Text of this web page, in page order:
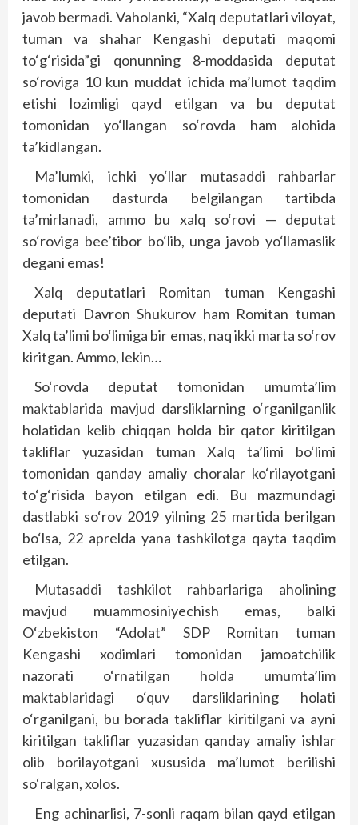
javob bermadi. Vaholanki, “Xalq deputatlari viloyat,
tuman va shahar Kengashi deputati maqomi
to‘g‘risida”gi qonunning 8-moddasida deputat
so‘roviga 10 kun muddat ichida ma’lumot taqdim
etishi lozimligi qayd etilgan va bu deputat
tomonidan yo‘llangan so‘rovda ham alohida
ta’kidlangan.
Ma’lumki, ichki yo‘l­lar mutasaddi rahbarlar
tomonidan dasturda belgilangan tartibda
ta’mirlanadi, ammo bu xalq so‘rovi — deputat
so‘roviga bee’tibor bo‘lib, unga javob yo‘llamaslik
degani emas!
Xalq deputatlari Romitan tuman Kengashi
deputati Davron Shukurov ham Romitan tuman
Xalq ta’limi bo‘limiga bir emas, naq ikki marta so‘rov
kiritgan. Ammo, lekin…
So‘rovda deputat tomonidan umumta’lim
maktablarida mavjud dars­liklarning o‘rganilganlik
holatidan kelib chiqqan holda bir qator kiritilgan
takliflar yuzasidan tuman Xalq ta’limi bo‘limi
tomonidan qanday amaliy choralar ko‘rilayotgani
to‘g‘risida bayon etilgan edi. Bu mazmundagi
dastlabki so‘rov 2019 yilning 25 martida berilgan
bo‘lsa, 22 aprelda yana tashkilotga qayta taqdim
etilgan.
Mutasaddi tashkilot rahbarlariga aholining
mavjud muammosiniyechish emas, balki
O‘zbekiston “Adolat” SDP Romitan tuman
Kengashi xodimlari tomonidan jamoatchilik
nazorati o‘rnatilgan holda umumta’lim
maktablaridagi o‘quv darsliklarining holati
o‘rganilgani, bu borada takliflar kiritilgani va ayni
kiritilgan takliflar yuzasidan qanday amaliy ishlar
olib borilayotgani xususida ma’lumot berilishi
so‘ralgan, xolos.
Eng achinarlisi, 7-sonli raqam bilan qayd etilgan